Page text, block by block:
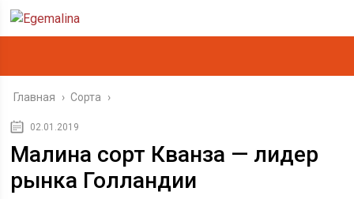
Главная › Сорта ›
02.01.2019
Малина сорт Кванза — лидер
рынка Голландии